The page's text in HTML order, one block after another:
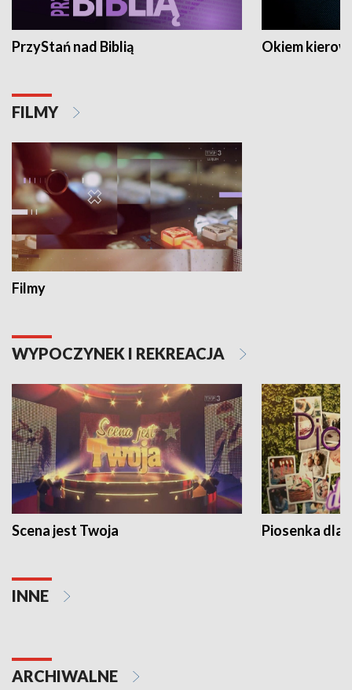
PrzyStań nad Biblią Okiem
FILMY
Filmy
WYPOCZYNEK I REKREACJA
Scena jest Twoja Piosenka dla
INNE
ARCHIWALNE